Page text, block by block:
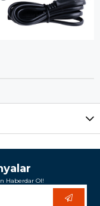
Haberdar Ol!